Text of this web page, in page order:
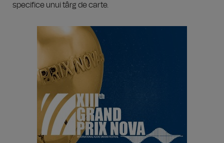
specifice unui târg de carte.